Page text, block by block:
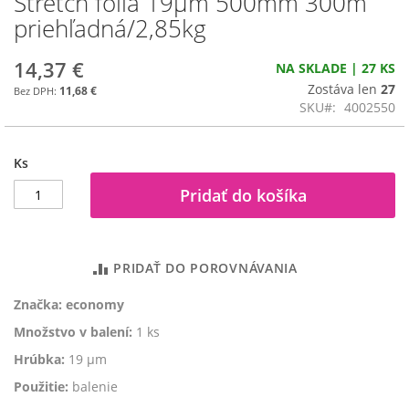
priehľadná/2,85kg
14,37 €
11,68 €
NA SKLADE | 27 KS
Zostáva len 27
SKU
4002550
Ks
Pridať do košíka
PRIDAŤ DO POROVNÁVANIA
Značka: economy
Množstvo v balení: 1 ks
Hrúbka: 19 µm
Použitie: balenie
na
začiatok
obrázkov